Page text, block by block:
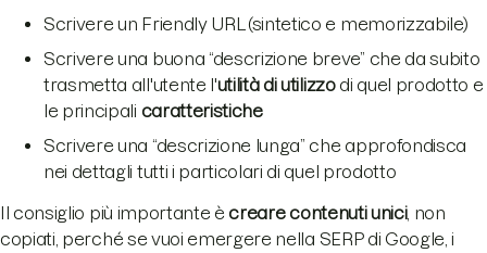
Scrivere un Friendly URL (sintetico e memorizzabile)
Scrivere una buona “descrizione breve” che da subito
trasmetta all'utente l'utilità di utilizzodi quel prodotto e
le principali caratteristiche
Scrivere una “descrizione lunga” che approfondisca
nei dettagli tutti i particolari di quel prodotto
Il consiglio più importante è creare contenuti unici, non
copiati, perché se vuoi emergere nella SERP di Google, i